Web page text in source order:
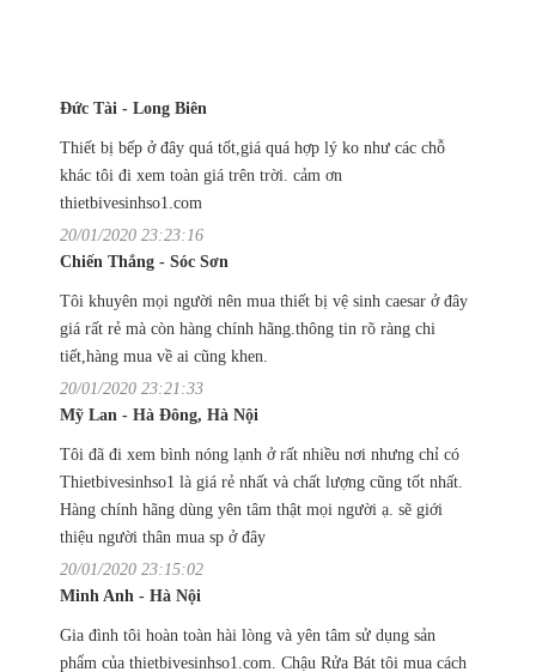
Đức Tài - Long Biên
Thiết bị bếp ở đây quá tốt,giá quá hợp lý ko như các chỗ
khác tôi đi xem toàn giá trên trời. cảm ơn
thietbivesinhso1.com
20/01/2020 23:23:16
Chiến Thắng - Sóc Sơn
Tôi khuyên mọi người nên mua thiết bị vệ sinh caesar ở đây
giá rất rẻ mà còn hàng chính hãng.thông tin rõ ràng chi
tiết,hàng mua về ai cũng khen.
20/01/2020 23:21:33
Mỹ Lan - Hà Đông, Hà Nội
Tôi đã đi xem bình nóng lạnh ở rất nhiều nơi nhưng chỉ có
Thietbivesinhso1 là giá rẻ nhất và chất lượng cũng tốt nhất.
Hàng chính hãng dùng yên tâm thật mọi người ạ. sẽ giới
thiệu người thân mua sp ở đây
20/01/2020 23:15:02
Minh Anh - Hà Nội
Gia đình tôi hoàn toàn hài lòng và yên tâm sử dụng sản
phẩm của thietbivesinhso1.com. Chậu Rửa Bát tôi mua cách